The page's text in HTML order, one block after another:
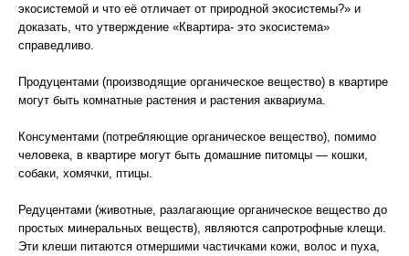
экосистемой и что её отличает от природной экосистемы?» и
доказать, что утверждение «Квартира- это экосистема»
справедливо.
Продуцентами (производящие органическое вещество) в квартире
могут быть комнатные растения и растения аквариума.
Консументами (потребляющие органическое вещество), помимо
человека, в квартире могут быть домашние питомцы — кошки,
собаки, хомячки, птицы.
Редуцентами (животные, разлагающие органическое вещество до
простых минеральных веществ), являются сапротрофные клещи.
Эти клеши питаются отмершими частичками кожи, волос и пуха,